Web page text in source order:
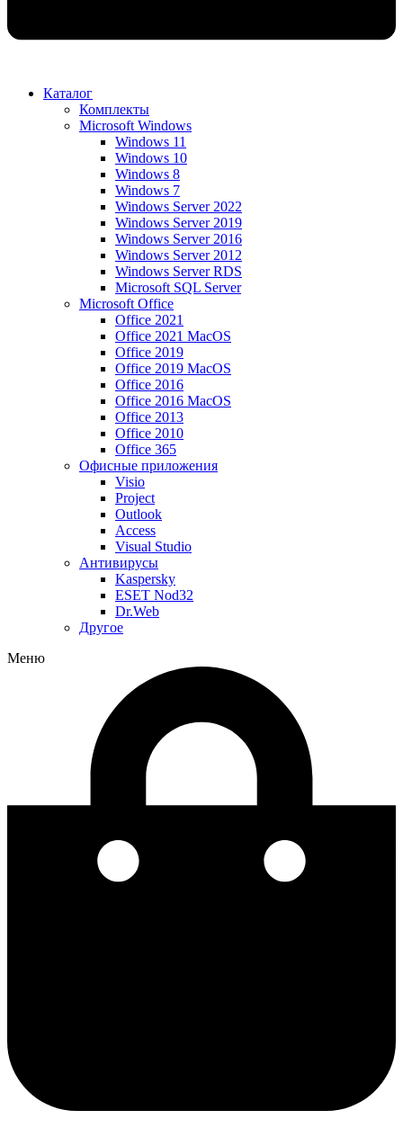
Каталог
Комплекты
Microsoft Windows
Windows 11
Windows 10
Windows 8
Windows 7
Windows Server 2022
Windows Server 2019
Windows Server 2016
Windows Server 2012
Windows Server RDS
Microsoft SQL Server
Microsoft Office
Office 2021
Office 2021 MacOS
Office 2019
Office 2019 MacOS
Office 2016
Office 2016 MacOS
Office 2013
Office 2010
Office 365
Офисные приложения
Visio
Project
Outlook
Access
Visual Studio
Антивирусы
Kaspersky
ESET Nod32
Dr.Web
Другое
Меню